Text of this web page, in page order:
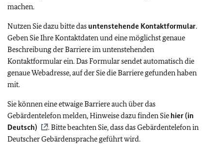
machen.
Nutzen Sie dazu bitte das untenstehende Kontaktformular.
Geben Sie Ihre Kontaktdaten und eine möglichst genaue
Beschreibung der Barriere im untenstehenden
Kontaktformular ein. Das Formular sendet automatisch die
genaue Webadresse, auf der Sie die Barriere gefunden haben
mit.
Sie können eine etwaige Barriere auch über das
Gebärdentelefon melden, Hinweise dazu finden Sie hier (in
Deutsch)
. Bitte beachten Sie, dass das Gebärdentelefon in
Deutscher Gebärdensprache geführt wird.